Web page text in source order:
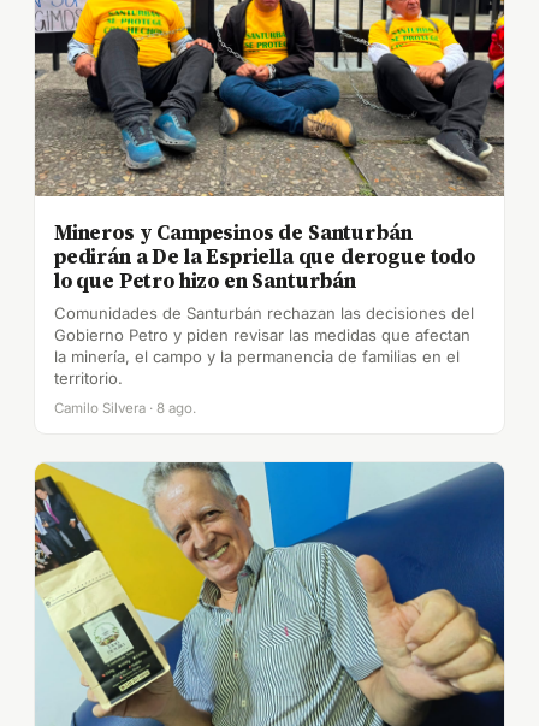
Mineros y Campesinos de Santurbán
pedirán a De la Espriella que derogue todo
lo que Petro hizo en Santurbán
Comunidades de Santurbán rechazan las decisiones del
Gobierno Petro y piden revisar las medidas que afectan
la minería, el campo y la permanencia de familias en el
territorio.
Camilo Silvera · 8 ago.